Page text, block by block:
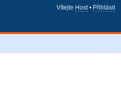
Vítejte Host• Přihlásit